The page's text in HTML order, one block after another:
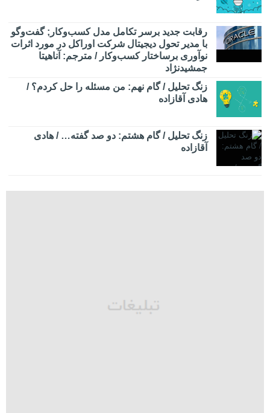
رقابت جدید برسر تکامل مدل کسب‌و‌کار; گفت‌وگو
با مدیر تحول دیجیتال شرکت اوراکل در مورد اثرات
نوآوری برساختار کسب‌وکار / مترجم: آناهیتا
جمشیدنژاد
زنگ تحلیل / گام نهم: من مسئله را حل کردم؟ /
هادی آقازاده
زنگ تحلیل / گام هشتم: دو صد گفته… / هادی
آقازاده